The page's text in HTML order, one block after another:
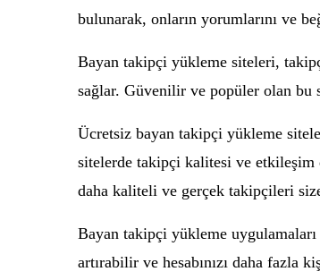
bulunarak, onların yorumlarını ve
Bayan takipçi yükleme siteleri,
sağlar. Güvenilir ve popüler olan bu
Ücretsiz bayan takipçi yükleme
sitelerde takipçi kalitesi ve etkileşim
daha kaliteli ve gerçek takipçileri size
Bayan takipçi yükleme
artırabilir ve hesabınızı daha fazla